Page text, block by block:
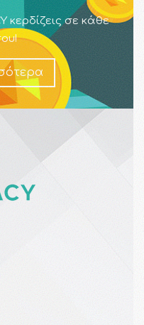
κερδίζεις σε κάθε